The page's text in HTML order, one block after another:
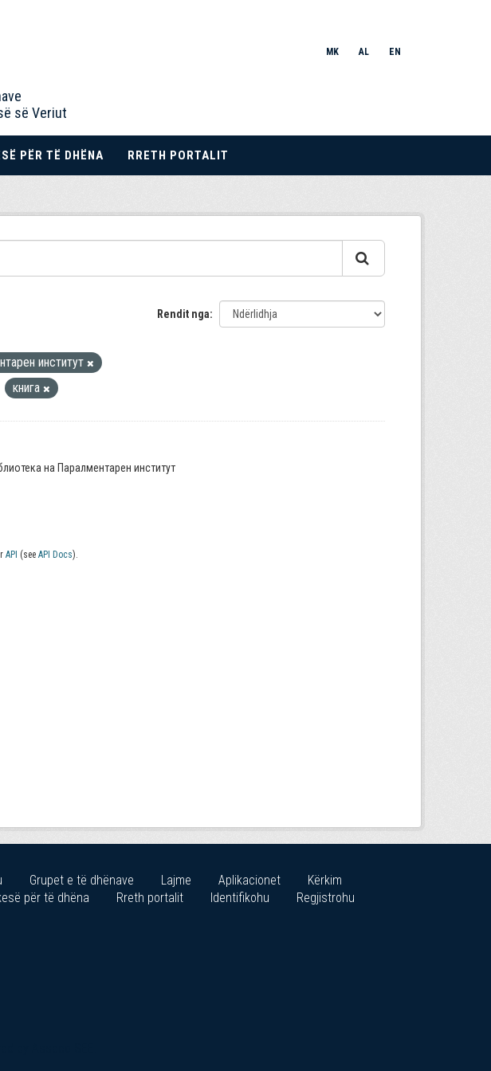
së Veriut
MK AL EN
PËR TË DHËNA RRETH PORTALIT
Rendit nga
институт
книга
на Паралментарен институт
API (see API Docs).
Grupet e të dhënave Lajme Aplikacionet
Kërkim
për të dhëna
Rreth portalit Identifikohu Regjistrohu